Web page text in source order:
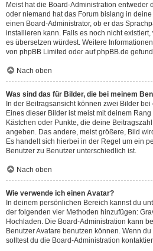
Meist hat die Board-Administration entweder
oder niemand hat das Forum bislang in
einen Board-Administrator, ob er das
installieren kann. Falls es noch nicht
es übersetzen würdest. Weitere
von phpBB Limited oder aufphpBB.de
Nach oben
Was sind das für Bilder, die bei meinem
In der Beitragsansicht können zwei Bilder
Eines dieser Bilder ist meist mit deinem
Kästchen oder Punkte, die deine
angeben. Das andere, meist größere, Bild
Es handelt sich hierbei in der Regel um ein
Benutzer zu Benutzer unterschiedlich ist.
Nach oben
Wie verwende ich einen Avatar?
In deinem persönlichen Bereich kannst du
der folgenden vier Methoden hinzufügen:
Hochladen. Die Board-Administration kann
Benutzer Avatare benutzen können. Wenn
solltest du die Board-Administration